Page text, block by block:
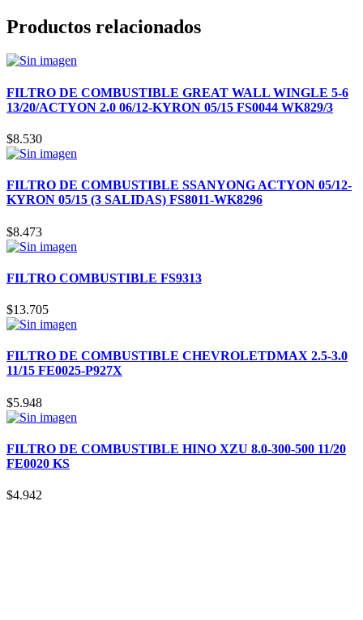
Productos relacionados
FILTRO DE COMBUSTIBLE GREAT WALL WINGLE 5-6
13/20/ACTYON 2.0 06/12-KYRON 05/15 FS0044 WK829/3
$8.530
FILTRO DE COMBUSTIBLE SSANYONG ACTYON 05/12-
KYRON 05/15 (3 SALIDAS) FS8011-WK8296
$8.473
FILTRO COMBUSTIBLE FS9313
$13.705
FILTRO DE COMBUSTIBLE CHEVROLETDMAX 2.5-3.0
11/15 FE0025-P927X
$5.948
FILTRO DE COMBUSTIBLE HINO XZU 8.0-300-500 11/20
FE0020 KS
$4.942